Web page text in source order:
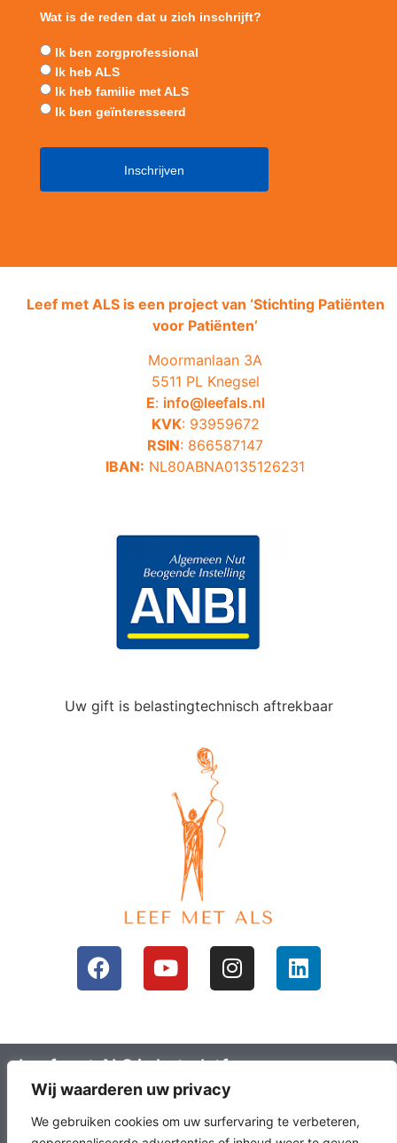
Wij waarderen uw privacy
We gebruiken cookies om uw surfervaring te verbeteren,
Wat is de reden dat u zich inschrijft?
Ik ben zorgprofessional
Ik heb ALS
Ik heb familie met ALS
Ik ben geïnteresseerd
Leef met ALS is een project van ‘Stichting Patiënten
voor Patiënten’
Moormanlaan 3A
5511 PL Knegsel
E: info@leefals.nl
KVK: 93959672
RSIN: 866587147
IBAN: NL80ABNA0135126231
Uw gift is belastingtechnisch aftrekbaar
Leef met ALS is het platform voor mensen
met ALS en hun omgeving; ALS lotgenoten.
Leefals.nl heeft als doel om ALS lotgenoten